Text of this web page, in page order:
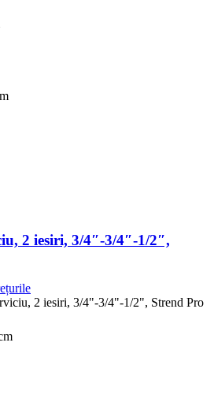
2 iesiri, 3/4″-3/4″-1/2″,
2 iesiri, 3/4"-3/4"-1/2", Strend Pro